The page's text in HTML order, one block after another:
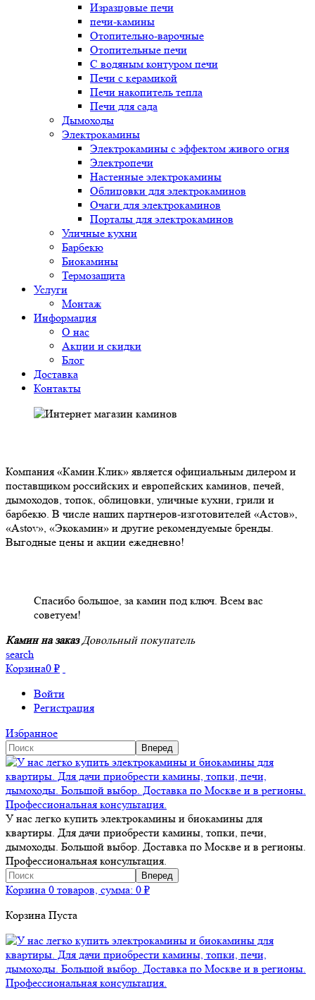
Изразцовые печи
печи-камины
Отопительно-варочные
Отопительные печи
С водяным контуром печи
Печи с керамикой
Печи накопитель тепла
Печи для сада
Дымоходы
Электрокамины
Электрокамины с эффектом живого огня
Электропечи
Настенные электрокамины
Облицовки для электрокаминов
Очаги для электрокаминов
Порталы для электрокаминов
Уличные кухни
Барбекю
Биокамины
Термозащита
Услуги
Монтаж
Информация
О нас
Акции и скидки
Блог
Доставка
Контакты
Компания «Камин.Клик» является официальным дилером и
поставщиком российских и европейских каминов, печей,
дымоходов, топок, облицовки, уличные кухни, грили и
барбекю. В числе наших партнеров-изготовителей «Астов»,
«Astov», «Экокамин» и другие рекомендуемые бренды.
Выгодные цены и акции ежедневно!
Спасибо большое, за камин под ключ. Всем вас
советуем!
Камин на заказ Довольный покупатель
search
Корзина0 ₽
Войти
Регистрация
Избранное
У нас легко купить электрокамины и биокамины для
квартиры. Для дачи приобрести камины, топки, печи,
дымоходы. Большой выбор. Доставка по Москве и в регионы.
Профессиональная консультация.
Корзина 0 товаров, сумма: 0 ₽
Корзина Пуста